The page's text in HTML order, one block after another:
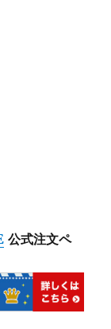
公式注文ペ